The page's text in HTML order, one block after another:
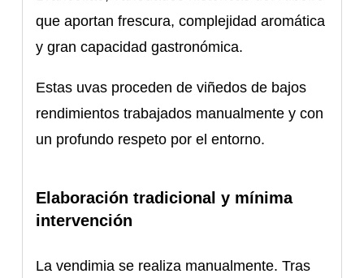
que aportan frescura, complejidad aromática
y gran capacidad gastronómica.
Estas uvas proceden de viñedos de bajos
rendimientos trabajados manualmente y con
un profundo respeto por el entorno.
Elaboración tradicional y mínima
intervención
La vendimia se realiza manualmente. Tras